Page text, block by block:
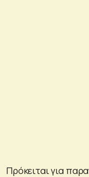
Πρόκειται για